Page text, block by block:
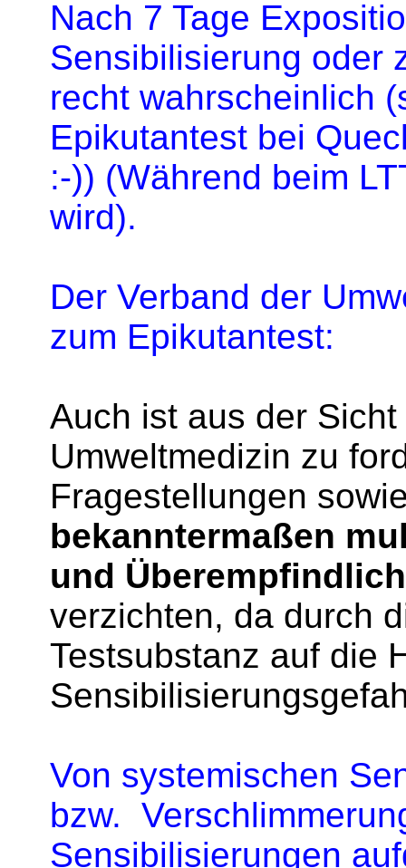
Nach 7 Tage
Sensibilisierung oder
recht wahrscheinlich
Epikutantest bei
:-)) (Während beim
wird).
Der Verband der
zum Epikutantest:
Auch ist aus der
Umweltmedizin zu
Fragestellungen
bekanntermaßen
und
verzichten, da durch
Testsubstanz auf die
Von systemischen
bzw.
Sensibilisierungen